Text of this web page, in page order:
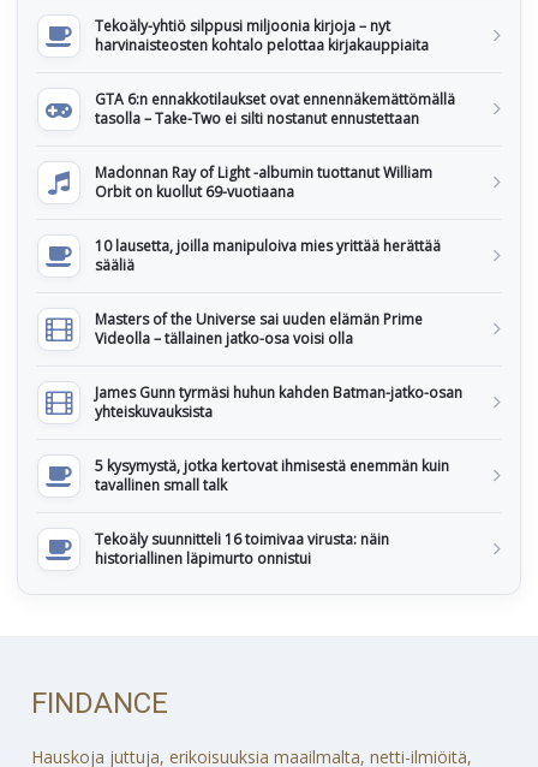
Tekoäly-yhtiö silppusi miljoonia kirjoja – nyt
harvinaisteosten kohtalo pelottaa kirjakauppiaita
GTA 6:n ennakkotilaukset ovat ennennäkemättömällä
tasolla – Take-Two ei silti nostanut ennustettaan
Madonnan Ray of Light -albumin tuottanut William
Orbit on kuollut 69-vuotiaana
10 lausetta, joilla manipuloiva mies yrittää herättää
sääliä
Masters of the Universe sai uuden elämän Prime
Videolla – tällainen jatko-osa voisi olla
James Gunn tyrmäsi huhun kahden Batman-jatko-osan
yhteiskuvauksista
5 kysymystä, jotka kertovat ihmisestä enemmän kuin
tavallinen small talk
Tekoäly suunnitteli 16 toimivaa virusta: näin
historiallinen läpimurto onnistui
FINDANCE
Hauskoja juttuja, erikoisuuksia maailmalta, netti-ilmiöitä,